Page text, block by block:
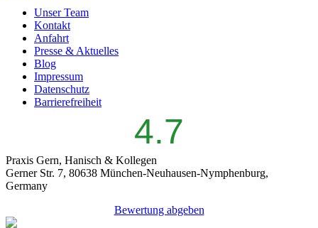
Unser Team
Kontakt
Anfahrt
Presse & Aktuelles
Blog
Impressum
Datenschutz
Barrierefreiheit
4.7
Praxis Gern, Hanisch & Kollegen
Gerner Str. 7, 80638 München-Neuhausen-Nymphenburg,
Germany
Bewertung abgeben